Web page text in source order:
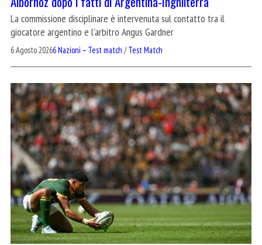
La commissione disciplinare è intervenuta sul contatto tra il
giocatore argentino e l'arbitro Angus Gardner
6 Agosto 20266 Nazioni – Test match /Test Match